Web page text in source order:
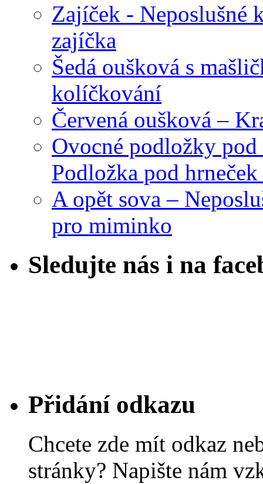
Zajíček - Neposlušné
zajíčka
Šedá oušková s
kolíčkování
Červená oušková –
Ovocné podložky
Podložka pod
A opět sova –
pro miminko
Sledujte nás i na
Přidání odkazu
Chcete zde mít odkaz
stránky? Napište nám